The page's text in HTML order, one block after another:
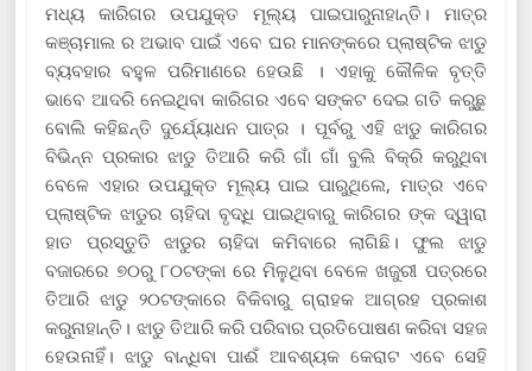
ମଧ୍ୟ କାରିଗର ଉପଯୁକ୍ତ ମୂଲ୍ୟ ପାଇପାରୁନାହାନ୍ତି। ମାତ୍ର
କଞ୍ଚାମାଲ ର ଅଭାବ ପାଇଁ ଏବେ ଘର ମାନଙ୍କରେ ପ୍ଲାଷ୍ଟିକ ଝାଡୁ
ବ୍ୟବହାର ବହୁଳ ପରିମାଣରେ ହେଉଛି । ଏହାକୁ କୌଳିକ ବୃତ୍ତି
ଭାବେ ଆଦରି ନେଇଥିବା କାରିଗର ଏବେ ସଙ୍କଟ ଦେଇ ଗତି କରୁଛୁ
ବୋଲି କହିଛନ୍ତି ଦୁର୍ଯ୍ୟୋଧନ ପାତ୍ର । ପୂର୍ବରୁ ଏହି ଝାଡୁ କାରିଗର
ବିଭିନ୍ନ ପ୍ରକାର ଝାଡୁ ତିଆରି କରି ଗାଁ ଗାଁ ବୁଲି ବିକ୍ରି କରୁଥିବା
ବେଳେ ଏହାର ଉପଯୁକ୍ତ ମୂଲ୍ୟ ପାଇ ପାରୁଥିଲେ, ମାତ୍ର ଏବେ
ପ୍ଲାଷ୍ଟିକ ଝାଡୁର ଚାହିଦା ବୃଦ୍ଧି ପାଇଥିବାରୁ କାରିଗର ଙ୍କ ଦ୍ୱାରା
ହାତ ପ୍ରସ୍ତୁତି ଝାଡୁର ଚାହିଦା କମିବାରେ ଲାଗିଛି। ଫୁଲ ଝାଡୁ
ବଜାରରେ ୭୦ରୁ ୮୦ଟଙ୍କା ରେ ମିଳୁଥିବା ବେଳେ ଖଜୁରୀ ପତ୍ରରେ
ତିଆରି ଝାଡୁ ୨୦ଟଙ୍କାରେ ବିକିବାରୁ ଗ୍ରାହକ ଆଗ୍ରହ ପ୍ରକାଶ
କରୁନାହାନ୍ତି। ଝାଡୁ ତିଆରି କରି ପରିବାର ପ୍ରତିପୋଷଣ କରିବା ସହଜ
ହେଉନାହିଁ। ଝାଡୁ ବାନ୍ଧିବା ପାଈଁ ଆବଶ୍ୟକ କେରାଟ ଏବେ ସେହି